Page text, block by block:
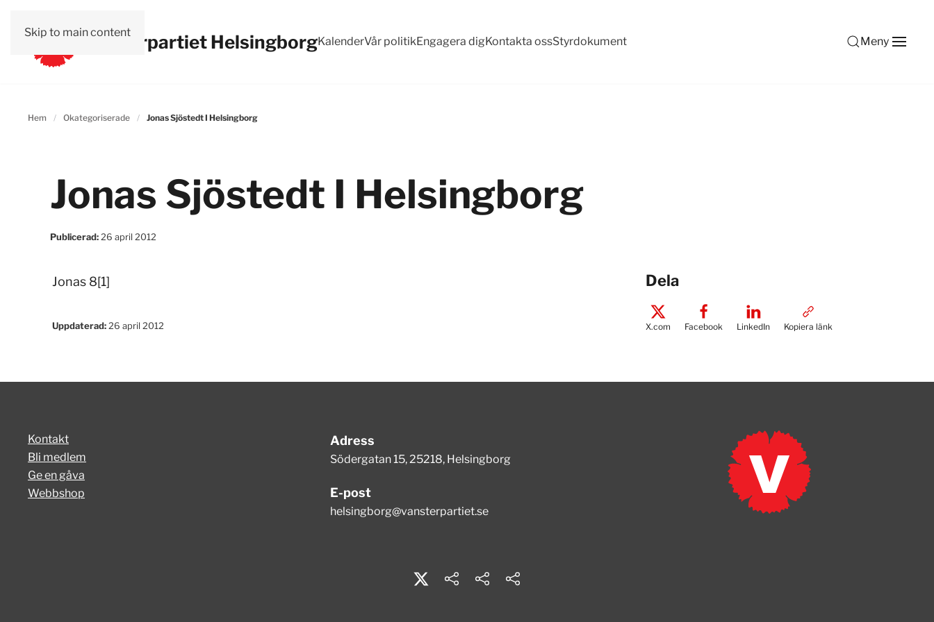
Skip to main contentVänsterpartiet HelsingborgKalenderVår politikEngagera digKontakta ossStyrdokument Meny
Hem Okategoriserade Jonas Sjöstedt I Helsingborg
Jonas Sjöstedt I Helsingborg
Publicerad: 26 april 2012
Jonas 8[1]
Uppdaterad:26 april 2012
Dela
X.com Facebook LinkedIn Kopiera länk
Kontakt
Bli medlem
Ge en gåva
Webbshop
Adress
Södergatan 15, 25218, Helsingborg
E-post
helsingborg@vansterpartiet.se